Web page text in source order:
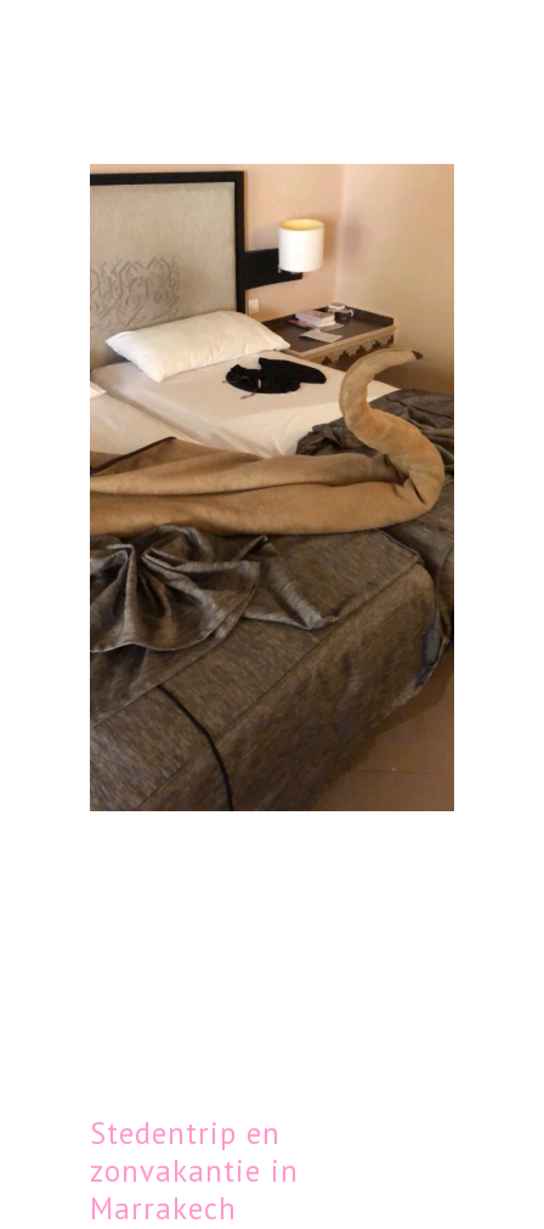
Stedentrip en
zonvakantie in
Marrakech